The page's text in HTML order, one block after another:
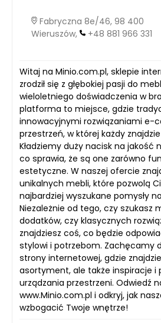
Fabryczna 8e/46, 98 400
Wieruszów,
+48 881 966 331
Witaj na Minio.com.pl, sklepie
zrodził się z głębokiej pasji do
wieloletniego doświadczenia w
platforma to miejsce, gdzie
innowacyjnymi rozwiązaniami e-
przestrzeń, w której każdy
Kładziemy duży nacisk na jakość
co sprawia, że są one zarówno
estetyczne. W naszej ofercie
unikalnych mebli, które pozwolą
najbardziej wyszukane pomysły
Niezależnie od tego, czy szukasz
dodatków, czy klasycznych
znajdziesz coś, co będzie
stylowi i potrzebom. Zachęcamy
strony internetowej, gdzie
asortyment, ale także inspiracje i
urządzania przestrzeni. Odwiedź
www.Minio.com.pl i odkryj, jak
wzbogacić Twoje wnętrze!